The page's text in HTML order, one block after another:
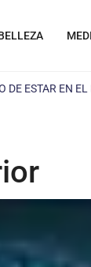
DE ESTAR EN